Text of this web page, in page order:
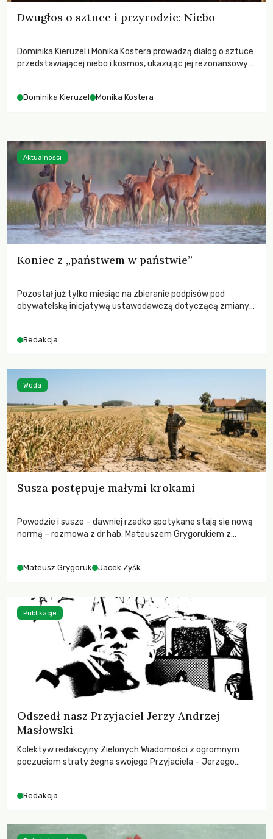
Dwugłos o sztuce i przyrodzie: Niebo
Dominika Kieruzel i Monika Kostera prowadzą dialog o sztuce
przedstawiającej niebo i kosmos, ukazując jej rezonansowy
Dominika Kieruzel Monika Kostera
Koniec z „państwem w państwie”
Pozostał już tylko miesiąc na zbieranie podpisów pod
obywatelską inicjatywą ustawodawczą dotyczącą zmiany
niezwykle korzystne rozwiązania dla przyrody i zwierząt,
funkcjonowania łowiectwa w Polsce.
Redakcja
Aktualności
Susza postępuje małymi krokami
Powodzie i susze – dawniej rzadko spotykane stają się nową
normą – rozmowa z dr hab. Mateuszem Grygorukiem z
Mateusz Grygoruk Jacek Zyśk
Woda
Odszedł nasz Przyjaciel Jerzy Andrzej
Masłowski
Kolektyw redakcyjny Zielonych Wiadomości z ogromnym
poczuciem straty żegna swojego Przyjaciela – Jerzego
Redakcja
Publikacje